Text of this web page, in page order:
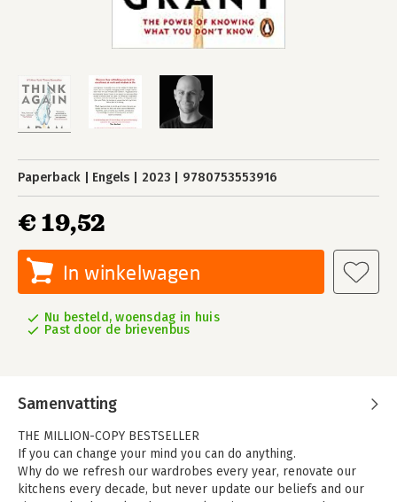
Paperback Engels 2023 9780753553916
€ 19,52
In winkelwagen
Nu besteld, woensdag in huis
Past door de brievenbus
Samenvatting
THE MILLION-COPY BESTSELLER
If you can change your mind you can do anything.
Why do we refresh our wardrobes every year, renovate our
kitchens every decade, but never update our beliefs and our